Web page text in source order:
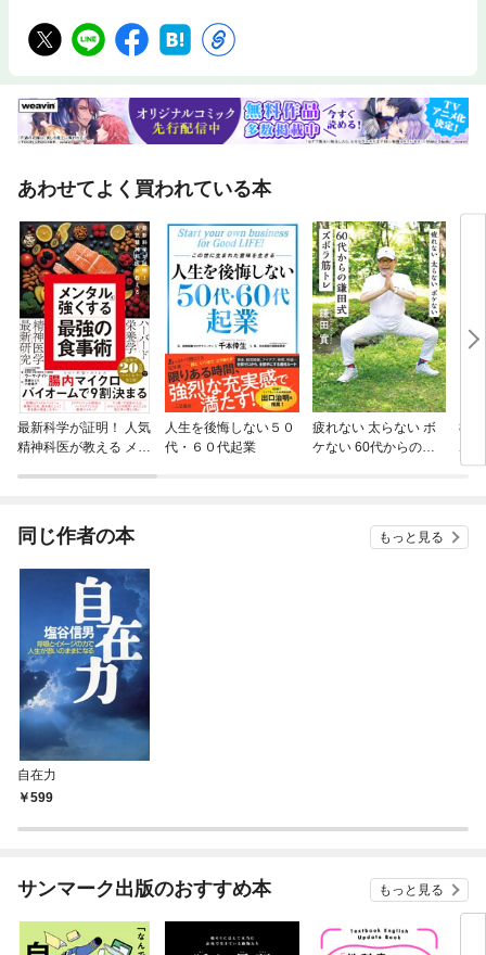
あわせてよく買われている本
最新科学が証明！ 人気
精神科医が教える メン
人生を後悔しない５０
代・６０代起業
疲れない 太らない ボ
ケない 60代からの鎌
80
ボ
神
同じ作者の本 もっと見る
自在力
599
サンマーク出版のおすすめ本 もっと見る